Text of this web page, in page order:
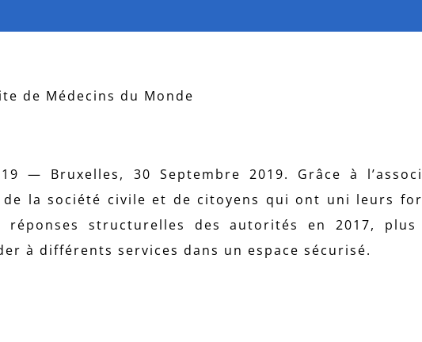
de Médecins du Monde
— Bruxelles, 30 Septembre 2019. Grâce à
la société civile et de citoyens qui ont uni leurs
réponses structurelles des autorités en 2017, plus
à différents services dans un espace sécurisé.